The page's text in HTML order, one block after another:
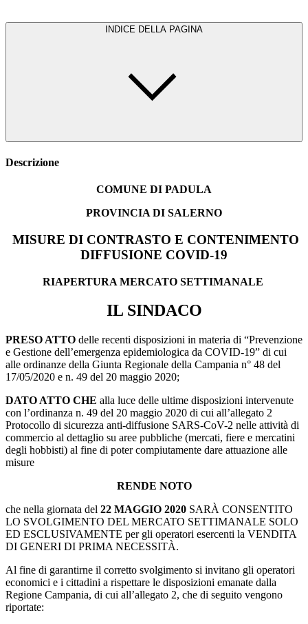
INDICE DELLA PAGINA
Descrizione
COMUNE DI PADULA
PROVINCIA DI SALERNO
MISURE DI CONTRASTO E CONTENIMENTO
DIFFUSIONE COVID-19
RIAPERTURA MERCATO SETTIMANALE
IL SINDACO
PRESO ATTO delle recenti disposizioni in materia di “Prevenzione
e Gestione dell’emergenza epidemiologica da COVID-19” di cui
alle ordinanze della Giunta Regionale della Campania n° 48 del
17/05/2020 e n. 49 del 20 maggio 2020;
DATO ATTO CHE alla luce delle ultime disposizioni intervenute
con l’ordinanza n. 49 del 20 maggio 2020 di cui all’allegato 2
Protocollo di sicurezza anti-diffusione SARS-CoV-2 nelle attività di
commercio al dettaglio su aree pubbliche (mercati, fiere e mercatini
degli hobbisti) al fine di poter compiutamente dare attuazione alle
misure
RENDE NOTO
che nella giornata del 22 MAGGIO 2020 SARÀ CONSENTITO
LO SVOLGIMENTO DEL MERCATO SETTIMANALE SOLO
ED ESCLUSIVAMENTE per gli operatori esercenti la VENDITA
DI GENERI DI PRIMA NECESSITÀ.
Al fine di garantirne il corretto svolgimento si invitano gli operatori
economici e i cittadini a rispettare le disposizioni emanate dalla
Regione Campania, di cui all’allegato 2, che di seguito vengono
riportate: